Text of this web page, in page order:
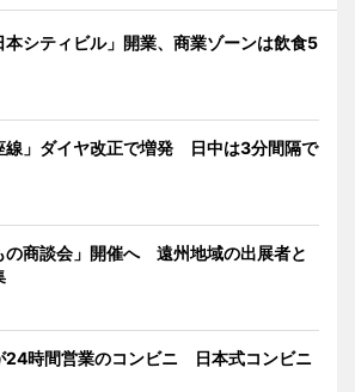
本シティビル」開業、商業ゾーンは飲食5
線」ダイヤ改正で増発 日中は3分間隔で
の商談会」開催へ 遠州地域の出展者と
24時間営業のコンビニ 日本式コンビニ